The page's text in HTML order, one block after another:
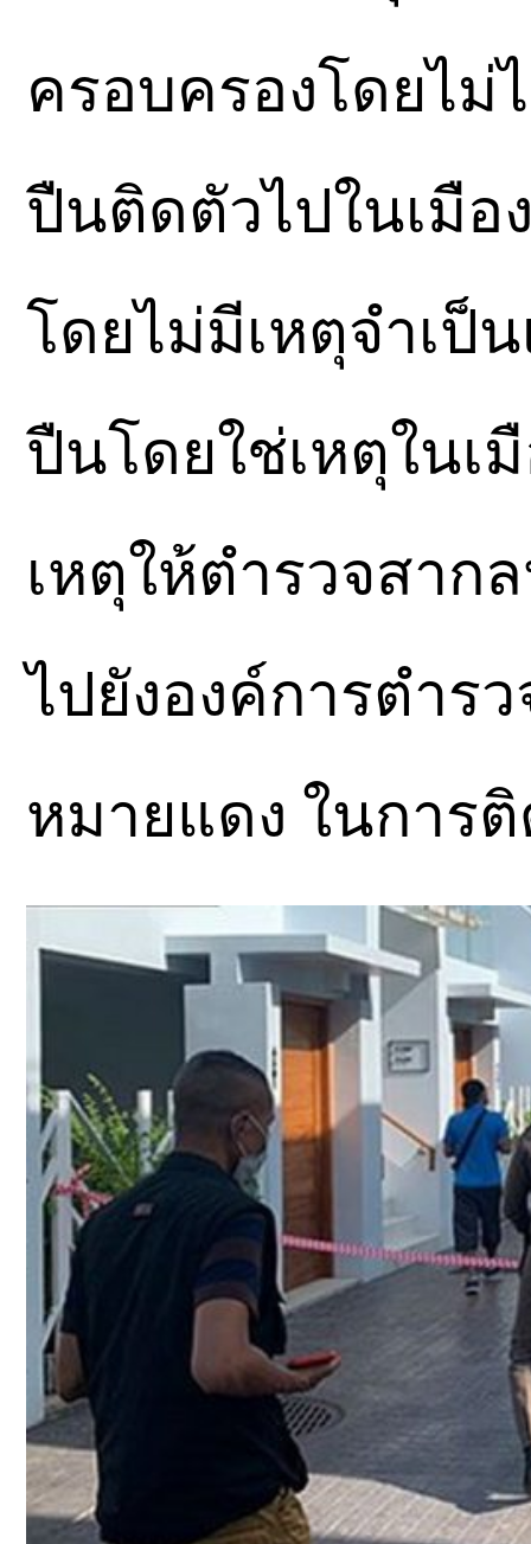
ครอบครองโดยไ
ปืนติดตัวไปในเมือ
โดยไม่มีเหตุจำเป็
ปืนโดยใช่เหตุในเ
เหตุให้ตำรวจสาก
ไปยังองค์การตำร
หมายแดง ในการ